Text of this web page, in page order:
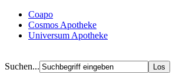
Coapo
Cosmos Apotheke
Universum Apotheke
Suchen...